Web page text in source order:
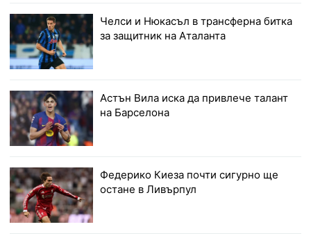
Челси и Нюкасъл в трансферна битка
за защитник на Аталанта
Астън Вила иска да привлече талант
на Барселона
Федерико Киеза почти сигурно ще
остане в Ливърпул